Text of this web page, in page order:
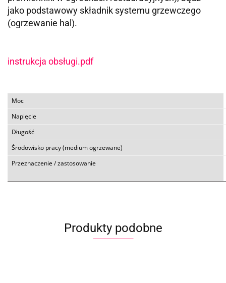
jako podstawowy składnik systemu grzewczego
(ogrzewanie hal).
instrukcja obsługi.pdf
Moc
Napięcie
Długość
Środowisko pracy (medium ogrzewane)
Przeznaczenie / zastosowanie
Produkty podobne